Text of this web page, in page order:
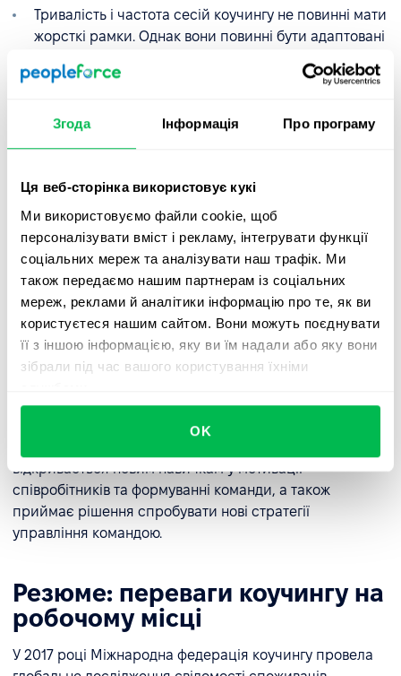
Згода Інформація Про програму
Ця веб-сторінка використовує кукі
Ми використовуємо файли cookie, щоб
персоналізувати вміст і рекламу, інтегрувати функції
соціальних мереж та аналізувати наш трафік. Ми
також передаємо нашим партнерам із соціальних
мереж, реклами й аналітики інформацію про те, як ви
користуєтеся нашим сайтом. Вони можуть поєднувати
її з іншою інформацією, яку ви їм надали або яку вони
зібрали під час вашого користування їхніми
OK
Тривалість і частота сесій коучингу не повинні мати
жорсткі рамки. Однак вони повинні бути адаптовані
співробітника. В середньому сесія триває
кількох тижнів до приблизно 6 місяців.
Функціональні можливості HR платформи, такі як
використані для планування сесій коучингу.
Як тренувати менеджерів?
Коучинг керівників часто зосереджується на
конкретних викликах, з якими стикаються лідери,
таких як розвиток лідерських навичок, управління
змінами, ефективна комунікація та навички прийняття
Ключ до успіху - це створити ситуацію, в якій
відкривається новим навичкам у мотивації
співробітників та формуванні команди, а також
приймає рішення спробувати нові стратегії
управління командою.
Резюме: переваги коучингу на
робочому місці
У 2017 році Міжнародна федерація коучингу провела